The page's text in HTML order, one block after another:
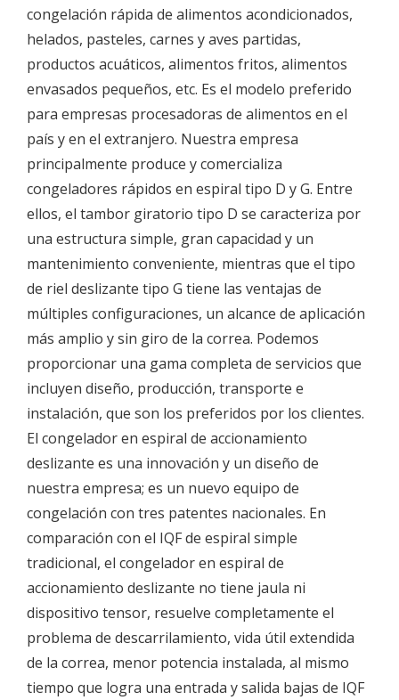
congelación rápida de alimentos acondicionados,
helados, pasteles, carnes y aves partidas,
productos acuáticos, alimentos fritos, alimentos
envasados ​​pequeños, etc. Es el modelo preferido
para empresas procesadoras de alimentos en el
país y en el extranjero. Nuestra empresa
principalmente produce y comercializa
congeladores rápidos en espiral tipo D y G. Entre
ellos, el tambor giratorio tipo D se caracteriza por
una estructura simple, gran capacidad y un
mantenimiento conveniente, mientras que el tipo
de riel deslizante tipo G tiene las ventajas de
múltiples configuraciones, un alcance de aplicación
más amplio y sin giro de la correa. Podemos
proporcionar una gama completa de servicios que
incluyen diseño, producción, transporte e
instalación, que son los preferidos por los clientes.
El congelador en espiral de accionamiento
deslizante es una innovación y un diseño de
nuestra empresa; es un nuevo equipo de
congelación con tres patentes nacionales. En
comparación con el IQF de espiral simple
tradicional, el congelador en espiral de
accionamiento deslizante no tiene jaula ni
dispositivo tensor, resuelve completamente el
problema de descarrilamiento, vida útil extendida
de la correa, menor potencia instalada, al mismo
tiempo que logra una entrada y salida bajas de IQF